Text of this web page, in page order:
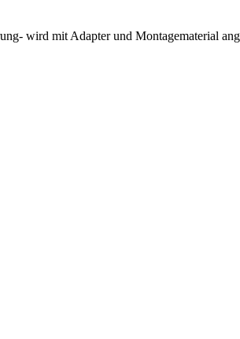
wird mit Adapter und Montagematerial